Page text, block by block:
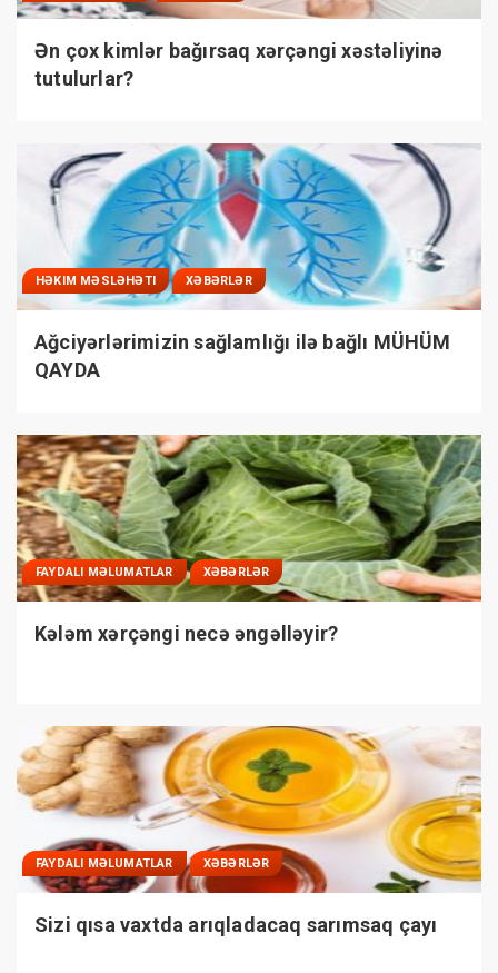
Ən çox kimlər bağırsaq xərçəngi xəstəliyinə
tutulurlar?
HƏKIM MƏSLƏHƏTI XƏBƏRLƏR
Ağciyərlərimizin sağlamlığı ilə bağlı MÜHÜM
QAYDA
FAYDALI MƏLUMATLAR XƏBƏRLƏR
Kələm xərçəngi necə əngəlləyir?
FAYDALI MƏLUMATLAR XƏBƏRLƏR
Sizi qısa vaxtda arıqladacaq sarımsaq çayı